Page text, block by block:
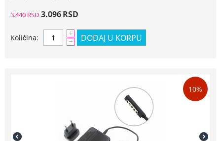
3.440RSD 3.096RSD
Količina: +
− DODAJ U KORPU
10%